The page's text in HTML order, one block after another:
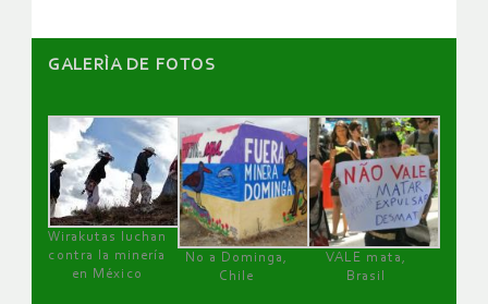
GALERÌA DE FOTOS
Wirakutas luchan
contra la minería
en México
No a Dominga,
Chile
VALE mata,
Brasil